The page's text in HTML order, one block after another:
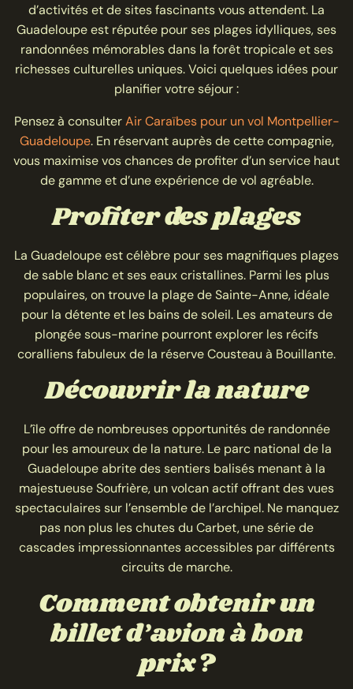
d’activités et de sites fascinants vous attendent. La
Guadeloupe est réputée pour ses plages idylliques, ses
randonnées mémorables dans la forêt tropicale et ses
richesses culturelles uniques. Voici quelques idées pour
planifier votre séjour :
Pensez à consulterAir Caraïbes pour un vol Montpellier-
Guadeloupe. En réservant auprès de cette compagnie,
vous maximise vos chances de profiter d’un service haut
de gamme et d’une expérience de vol agréable.
Profiter des plages
La Guadeloupe est célèbre pour ses magnifiques plages
de sable blanc et ses eaux cristallines. Parmi les plus
populaires, on trouve la plage de Sainte-Anne, idéale
pour la détente et les bains de soleil. Les amateurs de
plongée sous-marine pourront explorer les récifs
coralliens fabuleux de la réserve Cousteau à Bouillante.
Découvrir la nature
L’île offre de nombreuses opportunités de randonnée
pour les amoureux de la nature. Le parc national de la
Guadeloupe abrite des sentiers balisés menant à la
majestueuse Soufrière, un volcan actif offrant des vues
spectaculaires sur l’ensemble de l’archipel. Ne manquez
pas non plus les chutes du Carbet, une série de
cascades impressionnantes accessibles par différents
circuits de marche.
Comment obtenir un
billet d’avion à bon
prix ?